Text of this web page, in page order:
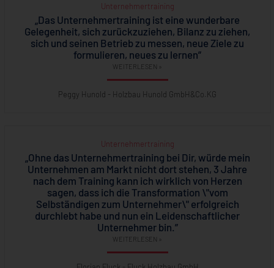
Unternehmertraining
„Das Unternehmertraining ist eine wunderbare
Gelegenheit, sich zurückzuziehen, Bilanz zu ziehen,
sich und seinen Betrieb zu messen, neue Ziele zu
formulieren, neues zu lernen”
WEITERLESEN »
Peggy Hunold - Holzbau Hunold GmbH&Co.KG
Unternehmertraining
„Ohne das Unternehmertraining bei Dir, würde mein
Unternehmen am Markt nicht dort stehen, 3 Jahre
nach dem Training kann ich wirklich von Herzen
sagen, dass ich die Transformation \"vom
Selbständigen zum Unternehmer\" erfolgreich
durchlebt habe und nun ein Leidenschaftlicher
Unternehmer bin.”
WEITERLESEN »